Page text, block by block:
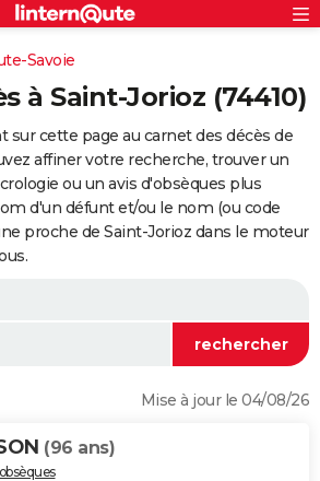
S'inscrire
Connexion
Savoie
à Saint-Jorioz (74410)
sur cette page au carnet des décès de
affiner votre recherche, trouver un
ou un avis d'obsèques plus
d'un défunt et/ou le nom (ou code
proche de Saint-Jorioz dans le moteur
Mise à jour le 04/08/26
(96 ans)